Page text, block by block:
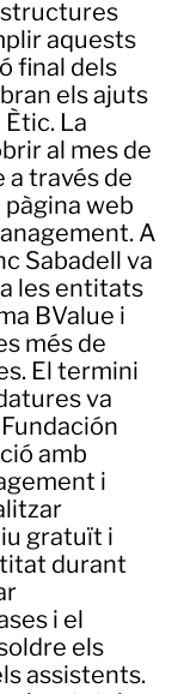
aquests
final dels
els ajuts
La
al mes de
a través de
pàgina web
A
Sabadell va
les entitats
BValue i
més de
El termini
va
amb
i
gratuït i
durant
i el
els
assistents.